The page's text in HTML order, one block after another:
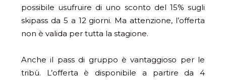
possibile usufruire di uno sconto del 15% sugli
skipass da 5 a 12 giorni. Ma attenzione, l’offerta
non è valida per tutta la stagione.
Anche il pass di gruppo è vantaggioso per le
tribù. L’offerta è disponibile a partire da 4